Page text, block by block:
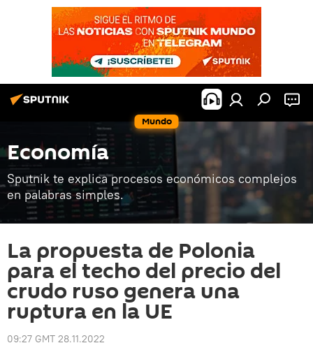
Mundo
Economía
Sputnik te explica procesos económicos complejos
en palabras simples.
La propuesta de Polonia
para el techo del precio del
crudo ruso genera una
ruptura en la UE
09:27 GMT 28.11.2022